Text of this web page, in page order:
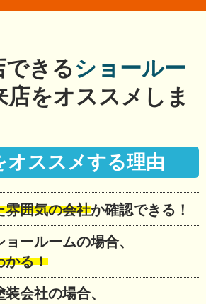
できるショールー
店をオススメしま
オススメする理由
雰囲気の会社か確認できる！
ールームの場合、
かる！
会社の場合、